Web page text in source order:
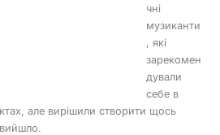
чні
музиканти
, які
зарекомен
дували
себе в
але вирішили створити щось